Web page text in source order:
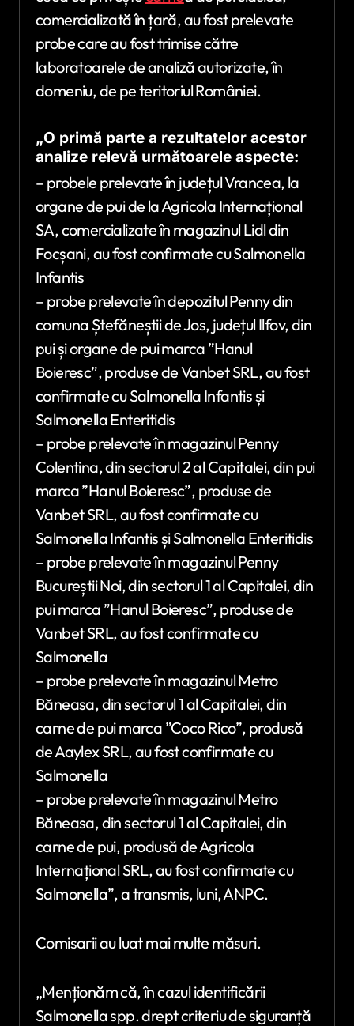
comercializată în țară, au fost prelevate
probe care au fost trimise către
laboratoarele de analiză autorizate, în
domeniu, de pe teritoriul României.
„O primă parte a rezultatelor acestor
analize relevă următoarele aspecte:
– probele prelevate în județul Vrancea, la
organe de pui de la Agricola Internațional
SA, comercializate în magazinul Lidl din
Focșani, au fost confirmate cu Salmonella
Infantis
– probe prelevate în depozitul Penny din
comuna Ștefăneștii de Jos, județul Ilfov, din
pui și organe de pui marca ”Hanul
Boieresc”, produse de Vanbet SRL, au fost
confirmate cu Salmonella Infantis și
Salmonella Enteritidis
– probe prelevate în magazinul Penny
Colentina, din sectorul 2 al Capitalei, din pui
marca ”Hanul Boieresc”, produse de
Vanbet SRL, au fost confirmate cu
Salmonella Infantis și Salmonella Enteritidis
– probe prelevate în magazinul Penny
Bucureștii Noi, din sectorul 1 al Capitalei, din
pui marca ”Hanul Boieresc”, produse de
Vanbet SRL, au fost confirmate cu
Salmonella
– probe prelevate în magazinul Metro
Băneasa, din sectorul 1 al Capitalei, din
carne de pui marca ”Coco Rico”, produsă
de Aaylex SRL, au fost confirmate cu
Salmonella
– probe prelevate în magazinul Metro
Băneasa, din sectorul 1 al Capitalei, din
carne de pui, produsă de Agricola
Internațional SRL, au fost confirmate cu
Salmonella”, a transmis, luni, ANPC.
Comisarii au luat mai multe măsuri.
„Menționăm că, în cazul identificării
Salmonella spp. drept criteriu de siguranță